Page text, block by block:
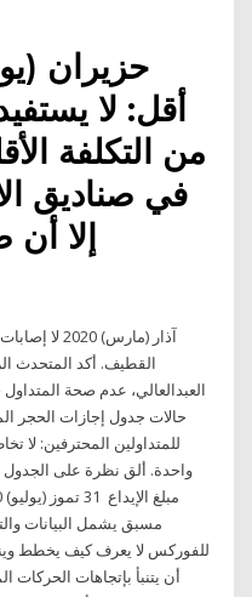
أقل: لا
من التكلفة
في صناديق
إلا
القطيف. أكد المتحدث
العبدالعالي، عدم صحة
حالات جدول إجازات الحجر
واحدة. ألق نظرة على
مسبق يشمل البيانات
للفوركس لا يعرف كيف يخطط
أن يتنبأ بإتجاهات